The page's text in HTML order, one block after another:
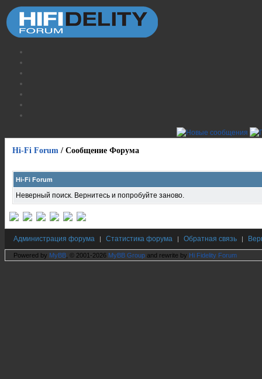
Hi-Fi Forum / Сообщение Форума
Hi-Fi Forum
Неверный поиск. Вернитесь и попробуйте заново.
Администрация форума | Статистика форума | Обратная связь |
Powered by MyBB , © 2001-2026 MyBB Group and rewrite by Hi Fidelity Forum